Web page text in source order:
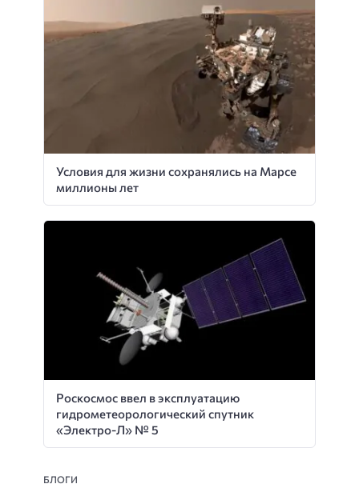
Условия для жизни сохранялись на Марсе
миллионы лет
Роскосмос ввел в эксплуатацию
гидрометеорологический спутник
«Электро-Л» № 5
БЛОГИ